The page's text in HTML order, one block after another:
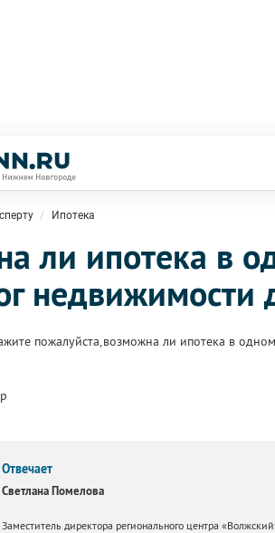
Ипотека
ли ипотека в
недвижимости
пожалуйста,возможна ли ипотека в
Отвечает
Светлана Помелова
Заместитель директора регионального центра